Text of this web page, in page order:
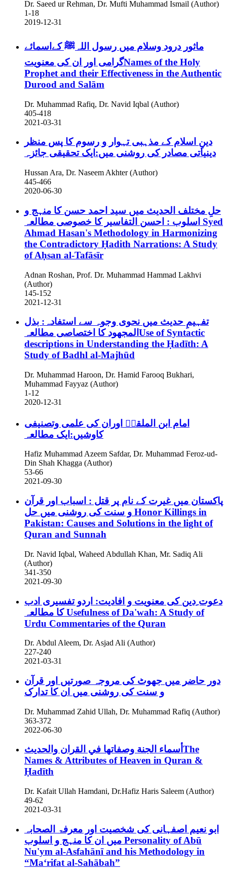
Dr. Saeed ur Rehman, Dr. Mufti Muhammad Ismail (Author)
1-18
2019-12-31
ماثور درود وسلام میں رسول اللہﷺ کےاسمائے
گرامی اور ان کی معنویتNames of the Holy
Prophet and their Effectiveness in the Authentic
Durood and Salām
Dr. Muhammad Rafiq, Dr. Navid Iqbal (Author)
405-418
2021-03-31
دینِ اسلام کے مذہبی تہوار و رسوم کا پس منظر
دینیاتی مصادر کی روشنی میں:ایک تحقیقی جائزہ
Hussan Ara, Dr. Naseem Akhter (Author)
445-466
2020-06-30
حلِ مختلف الحدیث میں سید احمد حسن کا منہج و
Syed
Ahmad Hasan's Methodology in Harmonizing
the Contradictory Ḥadith Narrations: A Study
of Aḥsan al-Tafāsīr
Adnan Roshan, Prof. Dr. Muhammad Hammad Lakhvi
(Author)
145-152
2021-12-31
تفہیمِ حدیث میں نحوی وجوہ سے استفادہ: بذل
المجھود کا اختصاصی مطالعہUse of Syntactic
descriptions in Understanding the Ḥadīth: A
Study of Badhl al-Majhūd
Dr. Muhammad Haroon, Dr. Hamid Farooq Bukhari,
Muhammad Fayyaz (Author)
1-12
2020-12-31
امام ابن الملقنؒ اوران کی علمی وتصنیفی
کاوشیں:ایک مطالعہ
Hafiz Muhammad Azeem Safdar, Dr. Muhammad Feroz-ud-
Din Shah Khagga (Author)
53-66
2021-09-30
پاکستان میں غیرت کے نام پر قتل : اسباب اور قرآن
Honor Killings in
Pakistan: Causes and Solutions in the light of
Quran and Sunnah
Dr. Navid Iqbal, Waheed Abdullah Khan, Mr. Sadiq Ali
(Author)
341-350
2021-09-30
دعوت ِدین کی معنویت و افادیت: اردو تفسیری ادب
کا مطالعہUsefulness of Da'wah: A Study of
Urdu Commentaries of the Quran
Dr. Abdul Aleem, Dr. Asjad Ali (Author)
227-240
2021-03-31
دور حاضر میں جھوٹ کی مروجہ صورتیں اور قرآن
و سنت کی روشنی میں ان کا تدارک
Dr. Muhammad Zahid Ullah, Dr. Muhammad Rafiq (Author)
363-372
2022-06-30
أسماء الجنة وصفاتها في القران والحديثThe
Names & Attributes of Heaven in Quran &
Ḥadīth
Dr. Kafait Ullah Hamdani, Dr.Hafiz Haris Saleem (Author)
49-62
2021-03-31
ابو نعیم اصفہانی کی شخصیت اور معرفۃ الصحابہ
Personality of Abū
Nu'ym al-Asfahānī and his Methodology in
“Maʻrifat al-Sahābah”